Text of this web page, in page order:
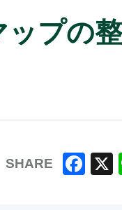
プの
SHARE